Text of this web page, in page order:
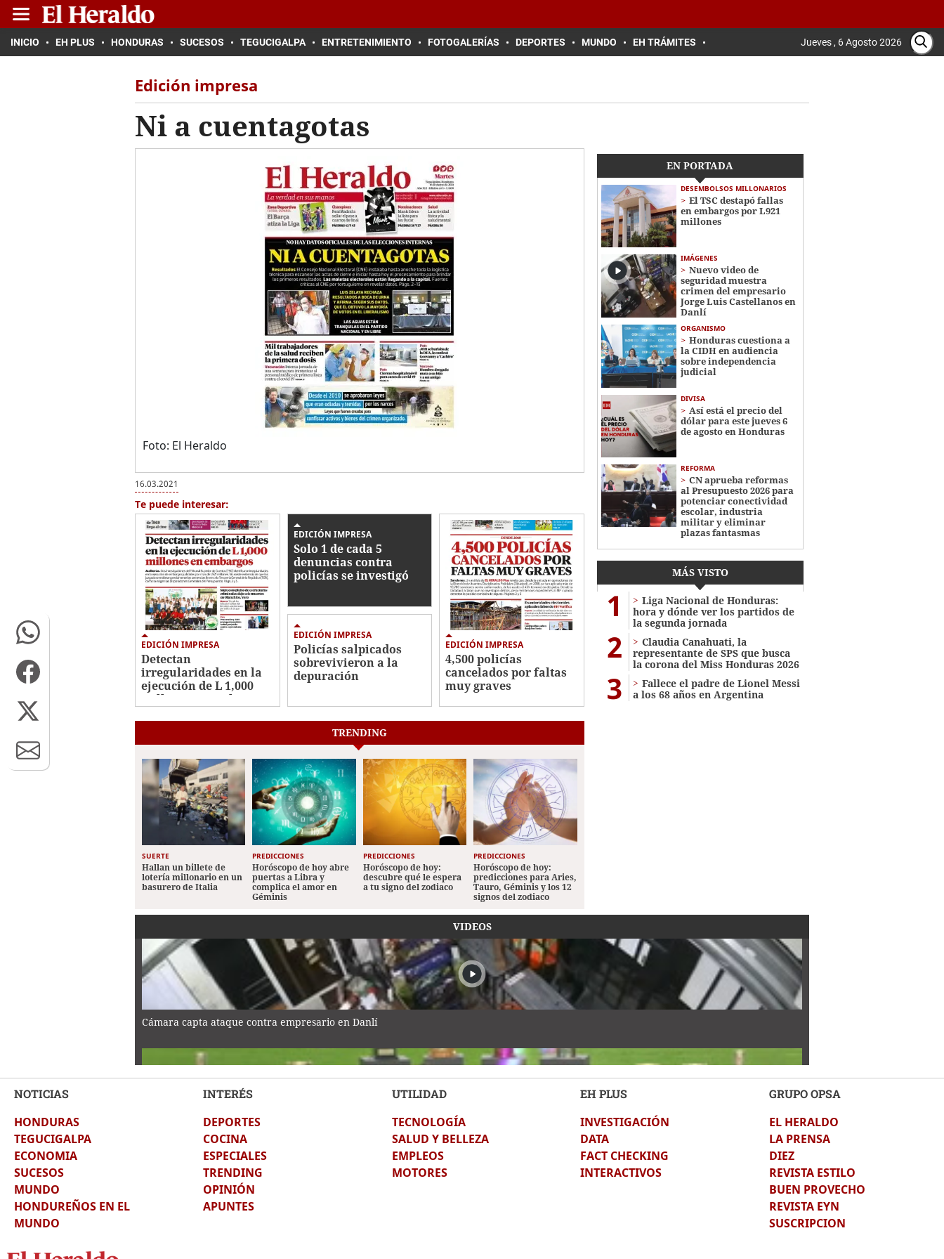
INICIO EH PLUS HONDURAS SUCESOS TEGUCIGALPA ENTRETENIMIENTO FOTOGALERÍAS DEPORTES MUNDO EH TRÁMITES Jueves , 6 Agosto 2026
Edición impresa
Ni a cuentagotas
Foto: El Heraldo
16.03.2021
Te puede interesar:
EDICIÓN IMPRESA
Detectan
irregularidades en la
ejecución de L 1,000
millones en embargos
EDICIÓN IMPRESA
Solo 1 de cada 5
denuncias contra
policías se investigó
EDICIÓN IMPRESA
Policías salpicados
sobrevivieron a la
depuración
EDICIÓN IMPRESA
4,500 policías
cancelados por faltas
muy graves
EN PORTADA
DESEMBOLSOS MILLONARIOS
El TSC destapó fallas
en embargos por L921
millones
IMÁGENES
Nuevo video de
seguridad muestra
crimen del empresario
Jorge Luis Castellanos en
Danlí
ORGANISMO
Honduras cuestiona a
la CIDH en audiencia
sobre independencia
judicial
DIVISA
Así está el precio del
dólar para este jueves 6
de agosto en Honduras
REFORMA
CN aprueba reformas
al Presupuesto 2026 para
potenciar conectividad
escolar, industria
militar y eliminar
plazas fantasmas
MÁS VISTO
1
Liga Nacional de Honduras:
hora y dónde ver los partidos de
la segunda jornada
2
Claudia Canahuati, la
representante de SPS que busca
la corona del Miss Honduras 2026
3
Fallece el padre de Lionel Messi
a los 68 años en Argentina
TRENDING
SUERTE
Hallan un billete de
lotería millonario en un
basurero de Italia
PREDICCIONES
Horóscopo de hoy abre
puertas a Libra y
complica el amor en
Géminis
PREDICCIONES
Horóscopo de hoy:
descubre qué le espera
a tu signo del zodiaco
PREDICCIONES
Horóscopo de hoy:
predicciones para Aries,
Tauro, Géminis y los 12
signos del zodiaco
VIDEOS
Cámara capta ataque contra empresario en Danlí
NOTICIAS
HONDURAS
TEGUCIGALPA
ECONOMIA
SUCESOS
MUNDO
HONDUREÑOS EN EL
MUNDO
INTERÉS
DEPORTES
COCINA
ESPECIALES
TRENDING
OPINIÓN
APUNTES
UTILIDAD
TECNOLOGÍA
SALUD Y BELLEZA
EMPLEOS
MOTORES
EH PLUS
INVESTIGACIÓN
DATA
FACT CHECKING
INTERACTIVOS
GRUPO OPSA
EL HERALDO
LA PRENSA
DIEZ
REVISTA ESTILO
BUEN PROVECHO
REVISTA EYN
SUSCRIPCION